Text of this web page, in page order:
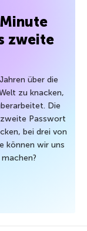
zweite
über die
zu knacken,
Die
Passwort
bei drei von
können wir uns